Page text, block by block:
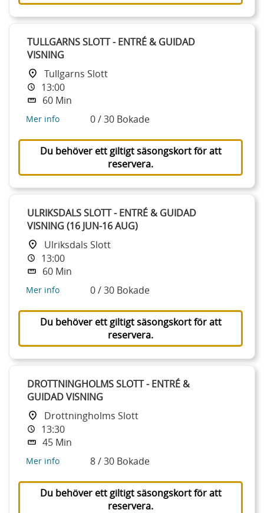
TULLGARNS SLOTT - ENTRÉ & GUIDAD
VISNING
Tullgarns Slott
13:00
60 Min
Mer info 0 / 30 Bokade
Du behöver ett giltigt säsongskort för att
reservera.
ULRIKSDALS SLOTT - ENTRÉ & GUIDAD
VISNING (16 JUN-16 AUG)
Ulriksdals Slott
13:00
60 Min
Mer info 0 / 30 Bokade
Du behöver ett giltigt säsongskort för att
reservera.
DROTTNINGHOLMS SLOTT - ENTRÉ &
GUIDAD VISNING
Drottningholms Slott
13:30
45 Min
Mer info 8 / 30 Bokade
Du behöver ett giltigt säsongskort för att
reservera.